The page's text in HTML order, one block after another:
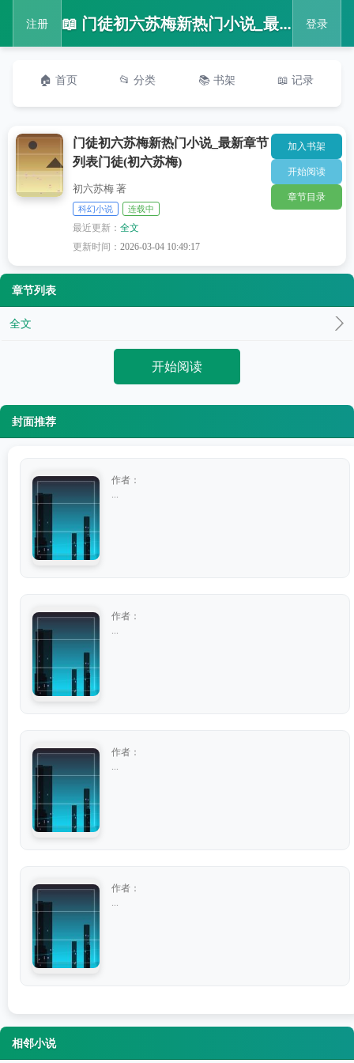
注册 📖 门徒初六苏梅新热门小说_最新章节列表门徒(初六苏梅) 登录
🏠 首页 📂 分类 📚 书架 📖 记录
门徒初六苏梅新热门小说_最新章节
列表门徒(初六苏梅)
初六苏梅 著
科幻小说 连载中
最近更新：全文
更新时间：2026-03-04 10:49:17
加入书架
开始阅读
章节目录
章节列表
全文
开始阅读
封面推荐
作者：
作者：
作者：
作者：
相邻小说